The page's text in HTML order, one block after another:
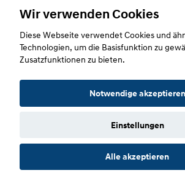
erforderlich.
Zustimmen
Copyright © 2026. Autohaus
Datenschutz Impressum
Wir verwenden Cookies
Diese Webseite verwendet Cookies und
Technologien, um die Basisfunktion zu
Zusatzfunktionen zu bieten.
Notwendige akzeptieren
Einstellungen
Alle akzeptieren